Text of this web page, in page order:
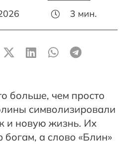
3 мин.
больше, чем просто
символизировали
и новую жизнь. Их
богам, а слово «Блин»